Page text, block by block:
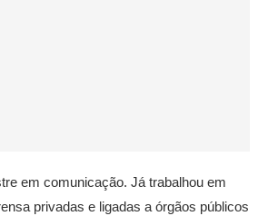
em comunicação. Já trabalhou em
privadas e ligadas a órgãos públicos